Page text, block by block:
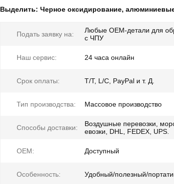
Выделить: Черное оксидирование,
Подать заявку на:
Любые OEM-детали для
с ЧПУ
Наш сервис: 24 часа онлайн
Срок оплаты: T/T, L/C, PayPal и т. Д.
Тип производства: Массовое производство
Способы доставки:
Воздушные перевозки,
евозки, DHL, FEDEX, UPS.
OEM: Доступный
Особенность: Удобный/полезный/